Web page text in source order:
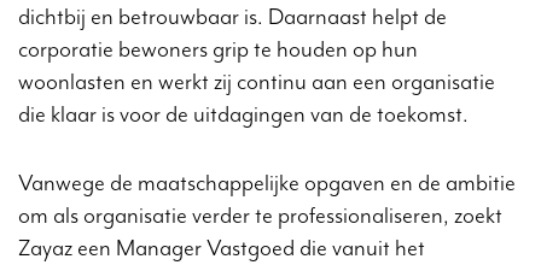
dichtbij en betrouwbaar is. Daarnaast helpt de
corporatie bewoners grip te houden op hun
woonlasten en werkt zij continu aan een organisatie
die klaar is voor de uitdagingen van de toekomst.
Vanwege de maatschappelijke opgaven en de ambitie
om als organisatie verder te professionaliseren, zoekt
Zayaz een Manager Vastgoed die vanuit het